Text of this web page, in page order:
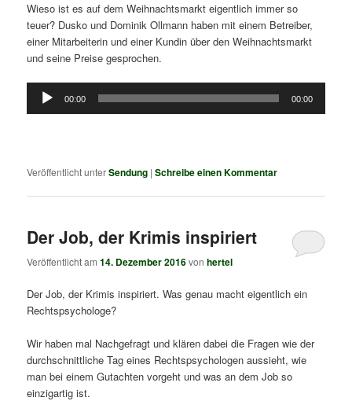
Wieso ist es auf dem Weihnachtsmarkt eigentlich immer so
teuer? Dusko und Dominik Ollmann haben mit einem Betreiber,
einer Mitarbeiterin und einer Kundin über den Weihnachtsmarkt
und seine Preise gesprochen.
Audio-
Player
00:00 00:00
Veröffentlicht unterSendung |Schreibe einen Kommentar
Der Job, der Krimis inspiriert
Veröffentlicht am14. Dezember 2016vonhertel
Der Job, der Krimis inspiriert. Was genau macht eigentlich ein
Rechtspsychologe?
Wir haben mal Nachgefragt und klären dabei die Fragen wie der
durchschnittliche Tag eines Rechtspsychologen aussieht, wie
man bei einem Gutachten vorgeht und was an dem Job so
einzigartig ist.